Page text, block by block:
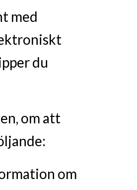
med
du
om att
om